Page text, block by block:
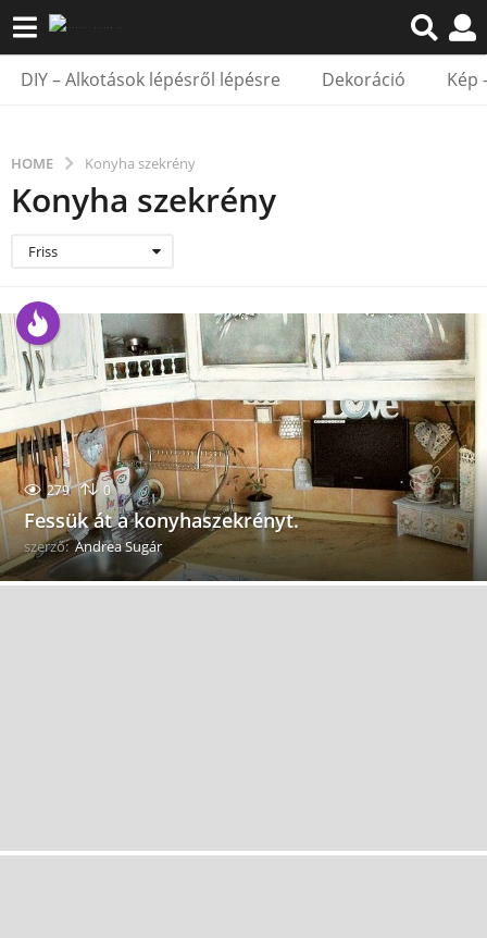
DIY – Alkotások lépésről lépésre Dekoráció Kép
HOME Konyha szekrény
Konyha szekrény
Friss
279 0
Fessük át a konyhaszekrényt.
szerző: Andrea Sugár